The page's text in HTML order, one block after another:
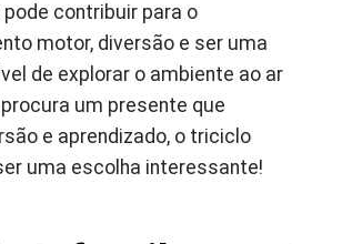
pode contribuir para o
motor, diversão e ser uma
de explorar o ambiente ao ar
procura um presente que
e aprendizado, o triciclo
uma escolha interessante!